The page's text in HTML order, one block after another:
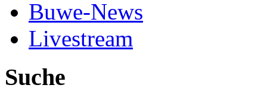
Buwe-News
Livestream
Suche